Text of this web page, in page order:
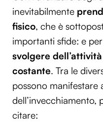
inevitabilmente
fisico, che è
importanti sfide: e
svolgere
costante. Tra le
possono manifestare
dell’invecchiamento,
citare: